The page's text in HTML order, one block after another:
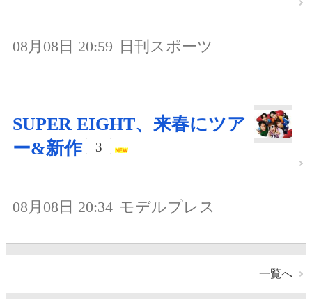
08月08日 20:59 日刊スポーツ
SUPER EIGHT、来春にツア
ー&新作
3
08月08日 20:34 モデルプレス
一覧へ